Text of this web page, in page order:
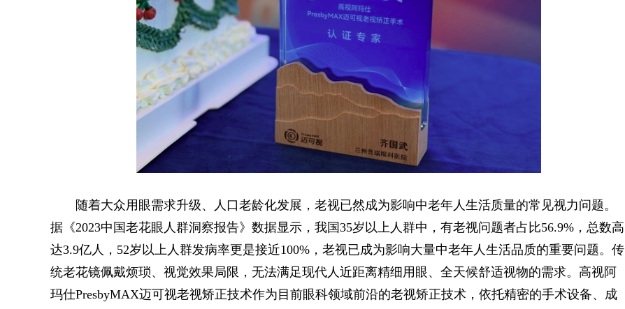
随着大众用眼需求升级、人口老龄化发展，老视已然成为影响中老年人生活质量的常见视力问题。
据《2023中国老花眼人群洞察报告》数据显示，我国35岁以上人群中，有老视问题者占比56.9%，总数高
达3.9亿人，52岁以上人群发病率更是接近100%，老视已成为影响大量中老年人生活品质的重要问题。传
统老花镜佩戴烦琐、视觉效果局限，无法满足现代人近距离精细用眼、全天候舒适视物的需求。高视阿
玛仕PresbyMAX迈可视老视矫正技术作为目前眼科领域前沿的老视矫正技术，依托精密的手术设备、成